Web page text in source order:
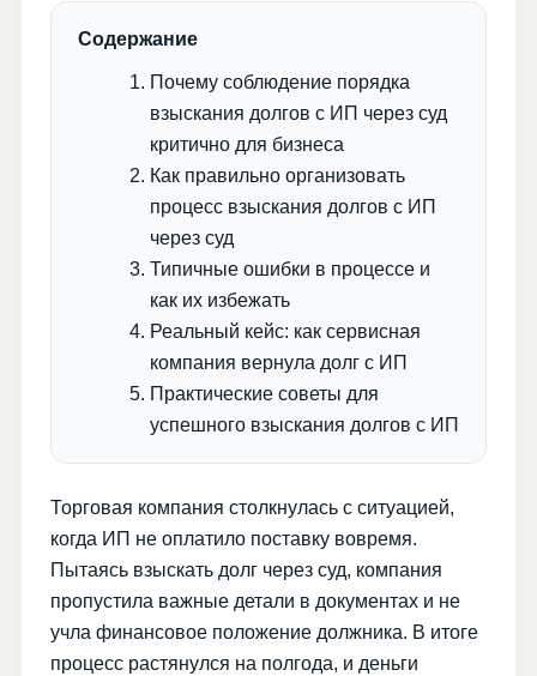
Содержание
Почему соблюдение порядка
взыскания долгов с ИП через суд
критично для бизнеса
Как правильно организовать
процесс взыскания долгов с ИП
через суд
Типичные ошибки в процессе и
как их избежать
Реальный кейс: как сервисная
компания вернула долг с ИП
Практические советы для
успешного взыскания долгов с ИП
Торговая компания столкнулась с ситуацией,
когда ИП не оплатило поставку вовремя.
Пытаясь взыскать долг через суд, компания
пропустила важные детали в документах и не
учла финансовое положение должника. В итоге
процесс растянулся на полгода, и деньги